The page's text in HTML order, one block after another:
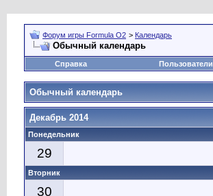
Форум игры Formula O2 > Календарь
Обычный календарь
Справка Пользователи
Обычный календарь
Декабрь 2014
Понедельник
29
Вторник
30